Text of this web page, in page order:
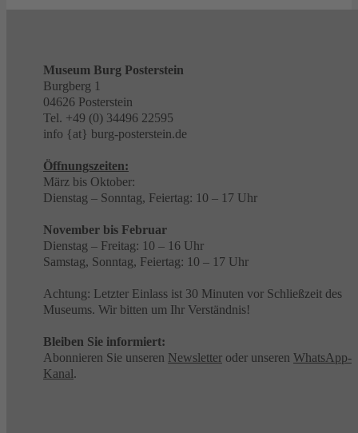
Museum Burg Posterstein
Burgberg 1
04626 Posterstein
Tel. +49 (0) 34496 22595
info {at} burg-posterstein.de
Öffnungszeiten:
März bis Oktober:
Dienstag – Sonntag, Feiertag: 10 – 17 Uhr
November bis Februar
Dienstag – Freitag: 10 – 16 Uhr
Samstag, Sonntag, Feiertag: 10 – 17 Uhr
Achtung: Letzter Einlass ist 30 Minuten vor Schließzeit des
Museums. Wir bitten um Ihr Verständnis!
Bleiben Sie informiert:
Abonnieren Sie unseren Newsletter oder unseren WhatsApp-
Kanal.